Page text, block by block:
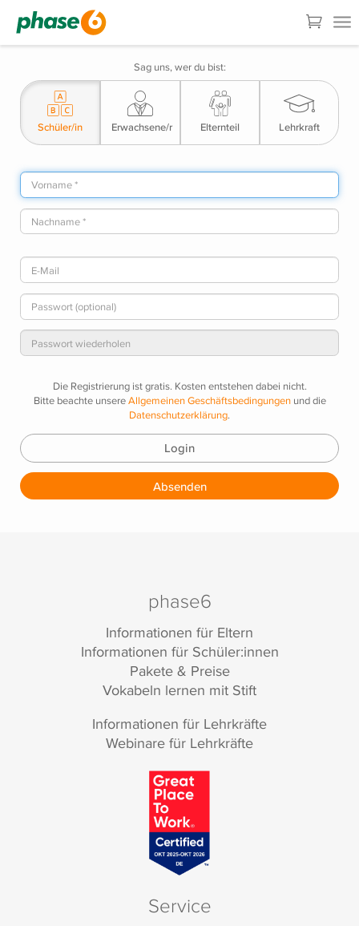
Sag uns, wer du bist:
Schüler/in Erwachsene/r Elternteil Lehrkraft
Die Registrierung ist gratis. Kosten entstehen dabei nicht.
Bitte beachte unsereAllgemeinen Geschäftsbedingungenund die
Datenschutzerklärung.
Login
Absenden
phase6
Informationen für Eltern
Informationen für Schüler:innen
Pakete & Preise
Vokabeln lernen mit Stift
Informationen für Lehrkräfte
Webinare für Lehrkräfte
Service